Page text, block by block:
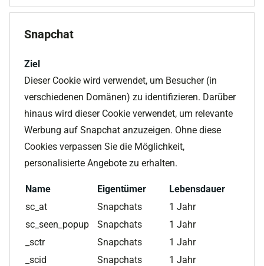
Snapchat
Ziel
Dieser Cookie wird verwendet, um Besucher (in
verschiedenen Domänen) zu identifizieren. Darüber
hinaus wird dieser Cookie verwendet, um relevante
Werbung auf Snapchat anzuzeigen. Ohne diese
Cookies verpassen Sie die Möglichkeit,
personalisierte Angebote zu erhalten.
Name Eigentümer
Lebensdauer
sc_at
Snapchats
1 Jahr
sc_seen_popup
Snapchats
1 Jahr
_sctr
Snapchats
1 Jahr
_scid
Snapchats 1 Jahr